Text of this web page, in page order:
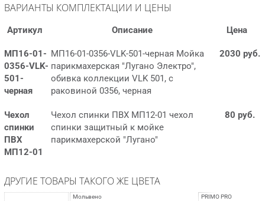
ВАРИАНТЫ КОМПЛЕКТАЦИИ И ЦЕНЫ
Артикул Описание Цена
МП16-01-
0356-VLK-
501-
черная
МП16-01-0356-VLK-501-черная Мойка
парикмахерская "Лугано Электро",
обивка коллекции VLK 501, с
раковиной 0356, черная
2030 руб.
Чехол
спинки
ПВХ
МП12-01
Чехол спинки ПВХ МП12-01 чехол
спинки защитный к мойке
парикмахерской "Лугано"
80 руб.
ДРУГИЕ ТОВАРЫ ТАКОГО ЖЕ ЦВЕТА